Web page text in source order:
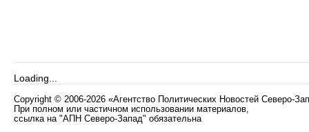
Loading...
Copyright © 2006-2026 «Агентство Политических Новостей Северо-
При полном или частичном использовании материалов,
ссылка на "АПН Северо-Запад" обязательна